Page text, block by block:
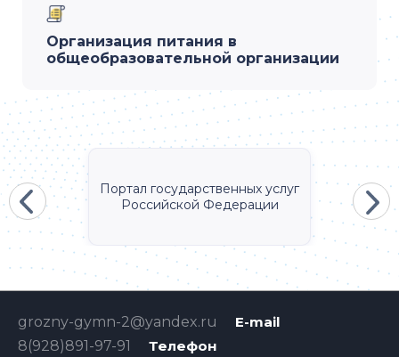
Организация питания в
общеобразовательной организации
Портал государственных услуг
Российской Федерации
E-mail
grozny-gymn-2@yandex.ru
Телефон
8(928)891-97-91